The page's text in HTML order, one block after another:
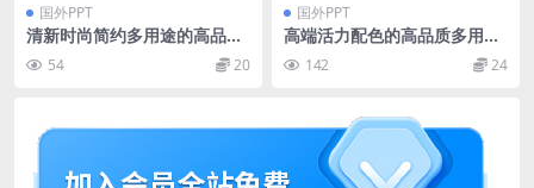
国外PPT
清新时尚简约多用途的高品质
大数据powerpoint幻灯片演
示模板（pptx）
54 20
国外PPT
高端活力配色的高品质多用途
商业商务powerpoint幻灯片
演示模板（pptx）
142 24